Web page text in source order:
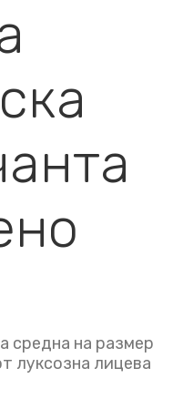
средна на размер
луксозна лицева